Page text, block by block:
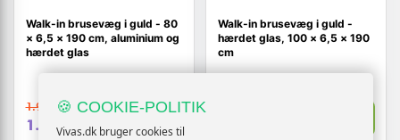
Walk-in brusevæg i guld - 80
× 6,5 × 190 cm, aluminium og
hærdet glas
1.950,-
1.619,- Vis
Walk-in brusevæg i guld -
hærdet glas, 100 × 6,5 × 190
cm
🍪 COOKIE-POLITIK
Vivas.dk bruger cookies til